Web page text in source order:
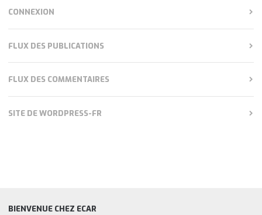
CONNEXION
FLUX DES PUBLICATIONS
FLUX DES COMMENTAIRES
SITE DE WORDPRESS-FR
BIENVENUE CHEZ ECAR